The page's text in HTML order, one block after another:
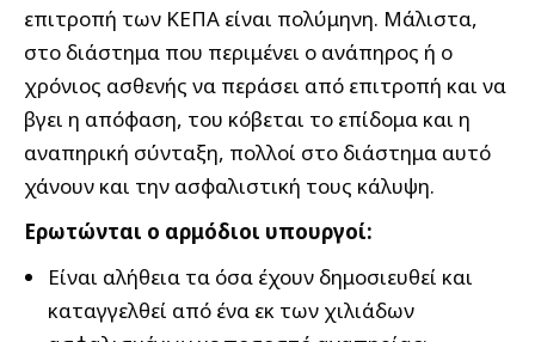
επιτροπή των ΚΕΠΑ είναι πολύμηνη. Μάλιστα,
στο διάστημα που περιμένει ο ανάπηρος ή ο
χρόνιος ασθενής να περάσει από επιτροπή και να
βγει η απόφαση, του κόβεται το επίδομα και η
αναπηρική σύνταξη, πολλοί στο διάστημα αυτό
χάνουν και την ασφαλιστική τους κάλυψη.
Ερωτώνται ο αρμόδιοι υπουργοί:
Είναι αλήθεια τα όσα έχουν δημοσιευθεί και
καταγγελθεί από ένα εκ των χιλιάδων